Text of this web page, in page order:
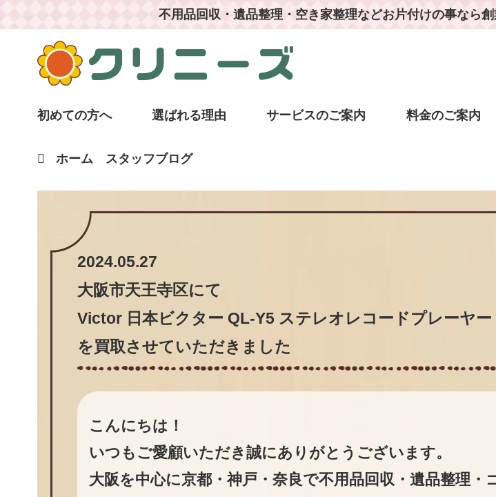
不用品回収・遺品整理・空き家整理などお片付けの事なら
初めての方へ 選ばれる理由 サービスのご案内 料金のご案内
ホーム スタッフブログ
2024.05.27
大阪市天王寺区にて
Victor 日本ビクター QL-Y5 ステレオレコードプレーヤー
を買取させていただきました
こんにちは！
いつもご愛顧いただき誠にありがとうございます。
大阪を中心に京都・神戸・奈良で不用品回収・遺品整理・